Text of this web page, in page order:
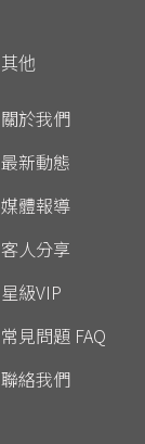
其他
關於我們
最新動態
媒體報導
客人分享
星級VIP
常見問題 FAQ
聯絡我們